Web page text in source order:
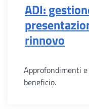
ADI:
rinnovo
Approfondimenti
beneficio.